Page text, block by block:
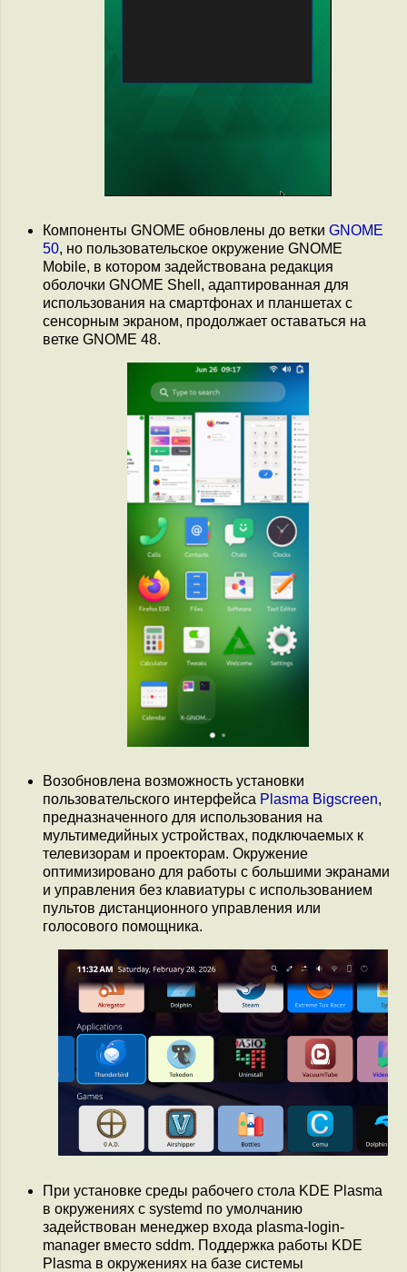
Компоненты GNOME обновлены до ветки GNOME
50, но пользовательское окружение GNOME
Mobile, в котором задействована редакция
оболочки GNOME Shell, адаптированная для
использования на смартфонах и планшетах с
сенсорным экраном, продолжает оставаться на
ветке GNOME 48.
Возобновлена возможность установки
пользовательского интерфейса Plasma Bigscreen,
предназначенного для использования на
мультимедийных устройствах, подключаемых к
телевизорам и проекторам. Окружение
оптимизировано для работы с большими экранами
и управления без клавиатуры c использованием
пультов дистанционного управления или
голосового помощника.
При установке среды рабочего стола KDE Plasma
в окружениях с systemd по умолчанию
задействован менеджер входа plasma-login-
manager вместо sddm. Поддержка работы KDE
Plasma в окружениях на базе системы